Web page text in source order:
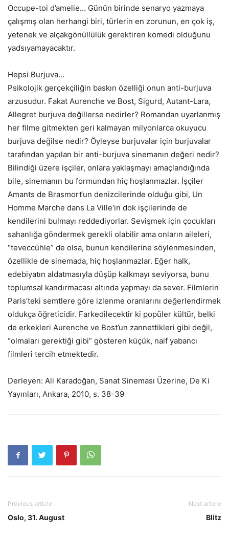
Occupe-toi d’amelie… Günün birinde senaryo yazmaya
çalışmış olan herhangi biri, türlerin en zorunun, en çok iş,
yetenek ve alçakgönüllülük gerektiren komedi olduğunu
yadsıyamayacaktır.
Hepsi Burjuva…
Psikolojik gerçekçiliğin baskın özelliği onun anti-burjuva
arzusudur. Fakat Aurenche ve Bost, Sigurd, Autant-Lara,
Allegret burjuva değillerse nedirler? Romandan uyarlanmış
her filme gitmekten geri kalmayan milyonlarca okuyucu
burjuva değilse nedir? Öyleyse burjuvalar için burjuvalar
tarafından yapılan bir anti-burjuva sinemanın değeri nedir?
Bilindiği üzere işçiler, onlara yaklaşmayı amaçlandığında
bile, sinemanın bu formundan hiç hoşlanmazlar. İşçiler
Amants de Brasmort‘un denizcilerinde olduğu gibi, Un
Homme Marche dans La Ville‘in dok işçilerinde de
kendilerini bulmayı reddediyorlar. Sevişmek için çocukları
sahanlığa göndermek gerekli olabilir ama onların aileleri,
“teveccühle” de olsa, bunun kendilerine söylenmesinden,
özellikle de sinemada, hiç hoşlanmazlar. Eğer halk,
edebiyatın aldatmasıyla düşüp kalkmayı seviyorsa, bunu
toplumsal kandırmacası altında yapmayı da sever. Filmlerin
Paris’teki semtlere göre izlenme oranlarını değerlendirmek
oldukça öğreticidir. Farkedilecektir ki popüler kültür, belki
de erkekleri Aurenche ve Bost’un zannettikleri gibi değil,
“olmaları gerektiği gibi” gösteren küçük, naif yabancı
filmleri tercih etmektedir.
Derleyen: Ali Karadoğan, Sanat Sineması Üzerine, De Ki
Yayınları, Ankara, 2010, s. 38-39
Previous article
Oslo, 31. August
Next article
Blitz